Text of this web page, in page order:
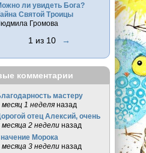
ли увидеть Бога?
Святой Троицы
Громова
1 из 10 →
комментарии
мастеру
месяц 1 неделяназад
отец Алексий, очень
месяца 2 неделиназад
Морока
месяца 3 неделиназад